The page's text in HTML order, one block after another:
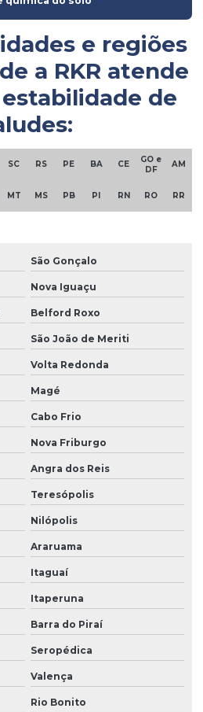
mista
ambiental
diamantada
e regiões
a RKR atende
de
SC RS PE BA CE
GO e
DF
AM
MT MS PB PI RN RO RR
São Gonçalo
Nova Iguaçu
Belford Roxo
São João de Meriti
Volta Redonda
Magé
Cabo Frio
Nova Friburgo
Angra dos Reis
Teresópolis
Nilópolis
Araruama
Itaguaí
Itaperuna
Barra do Piraí
Seropédica
Valença
Rio Bonito